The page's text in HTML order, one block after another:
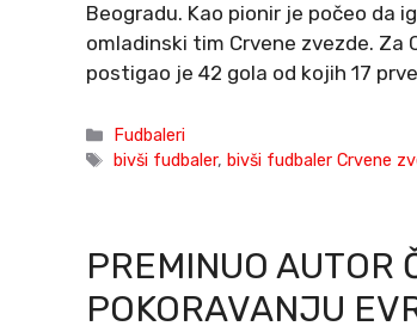
Beogradu. Kao pionir je počeo da
omladinski tim Crvene zvezde. Za
postigao je 42 gola od kojih 17
Categories
Fudbaleri
Tags
bivši fudbaler,bivši fudbaler Crvene
PREMINUO AUTOR
POKORAVANJU